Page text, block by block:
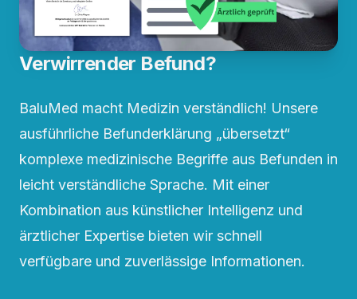
Verwirrender Befund?
BaluMed macht Medizin verständlich! Unsere
ausführliche Befunderklärung „übersetzt“
komplexe medizinische Begriffe aus Befunden in
leicht verständliche Sprache. Mit einer
Kombination aus künstlicher Intelligenz und
ärztlicher Expertise bieten wir schnell
verfügbare und zuverlässige Informationen.